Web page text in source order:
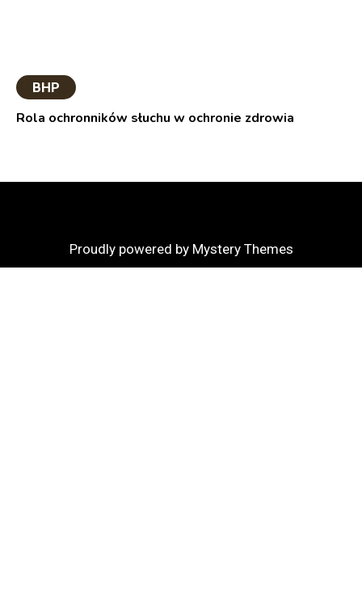
BHP
Rola ochronników słuchu w ochronie zdrowia
Proudly powered by Mystery Themes